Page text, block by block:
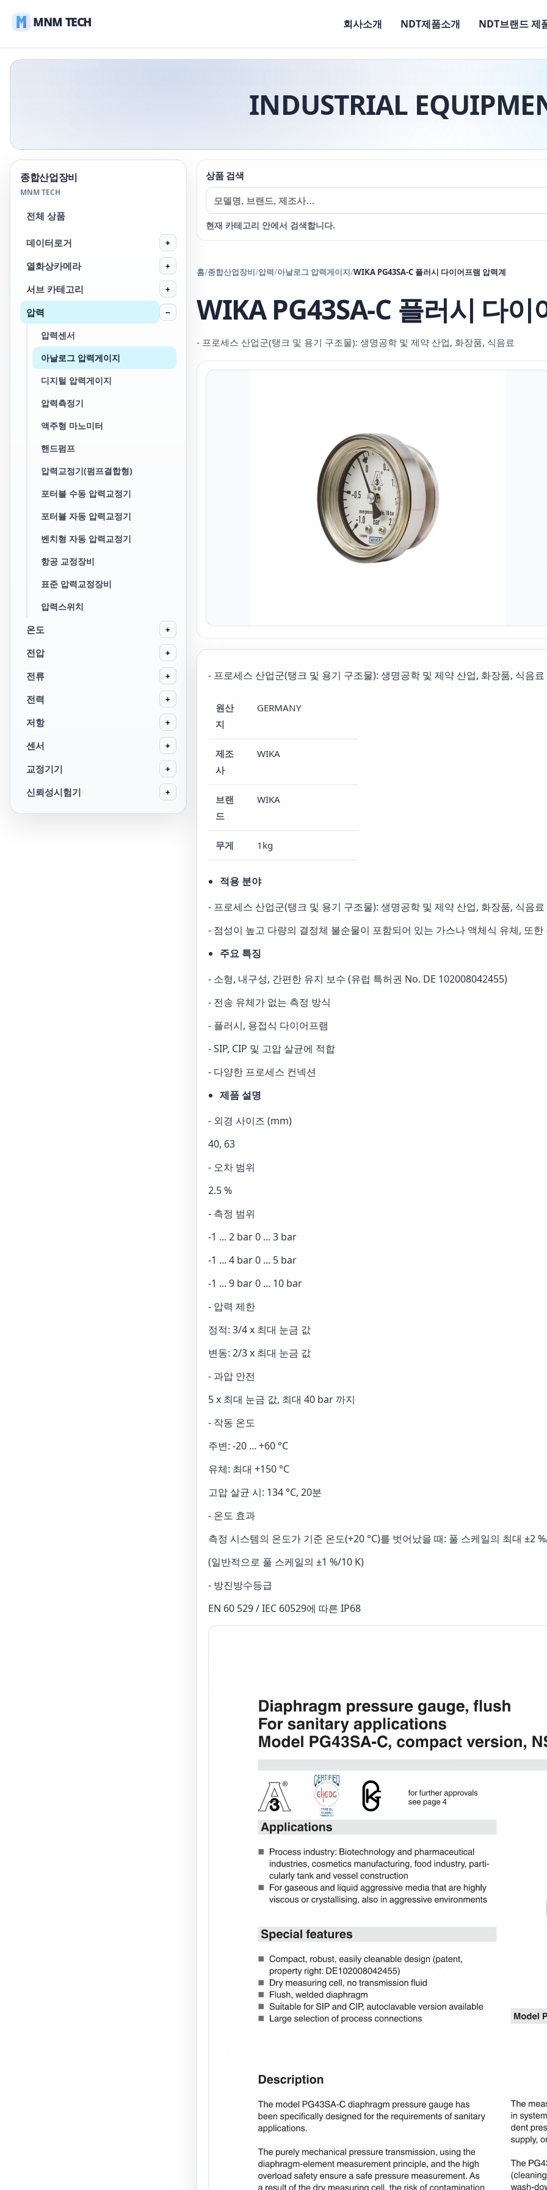
MNM TECH 회사소개 NDT제품소개 NDT브랜드 제
INDUSTRIAL
종합산업장비
MNM TECH
전체 상품
데이터로거 +
열화상카메라 +
서브 카테고리 +
압력 −
압력센서
아날로그 압력게이지
디지털 압력게이지
압력측정기
액주형 마노미터
핸드펌프
압력교정기(펌프결합형)
포터블 수동 압력교정기
포터블 자동 압력교정기
벤치형 자동 압력교정기
항공 교정장비
표준 압력교정장비
압력스위치
온도 +
전압 +
전류 +
전력 +
저항 +
센서 +
교정기기 +
신뢰성시험기 +
상품 검색
현재 카테고리 안에서 검색합니다.
홈/종합산업장비/압력/아날로그 압력게이지/WIKA PG43SA-C 플러시 다이어프램 압력계
WIKA PG43SA-C 플러시 다이
- 프로세스 산업군(탱크 및 용기 구조물): 생명공학 및 제약 산업, 화장품, 식음료
- 프로세스 산업군(탱크 및 용기 구조물): 생명공학 및 제약 산업, 화장품, 식음료
원산
지
GERMANY
제조
사
WIKA
브랜
드
WIKA
무게 1kg
적용 분야
- 프로세스 산업군(탱크 및 용기 구조물): 생명공학 및 제약 산업, 화장품, 식음료
- 점성이 높고 다량의 결정체 불순물이 포함되어 있는 가스나 액체식 유체, 또
주요 특징
- 소형, 내구성, 간편한 유지 보수 (유럽 특허권 No. DE 102008042455)
- 전송 유체가 없는 측정 방식
- 플러시, 용접식 다이어프램
- SIP, CIP 및 고압 살균에 적합
- 다양한 프로세스 컨넥션
제품 설명
- 외경 사이즈 (mm)
40, 63
- 오차 범위
2.5 %
- 측정 범위
-1 ... 2 bar 0 ... 3 bar
-1 ... 4 bar 0 ... 5 bar
-1 ... 9 bar 0 ... 10 bar
- 압력 제한
정적: 3/4 x 최대 눈금 값
변동: 2/3 x 최대 눈금 값
- 과압 안전
5 x 최대 눈금 값, 최대 40 bar 까지
- 작동 온도
주변: -20 ... +60 °C
유체: 최대 +150 °C
고압 살균 시: 134 °C, 20분
- 온도 효과
측정 시스템의 온도가 기준 온도(+20 °C)를 벗어났을 때: 풀 스케일의 최대 ±2
(일반적으로 풀 스케일의 ±1 %/10 K)
- 방진방수등급
EN 60 529 / IEC 60529에 따른 IP68